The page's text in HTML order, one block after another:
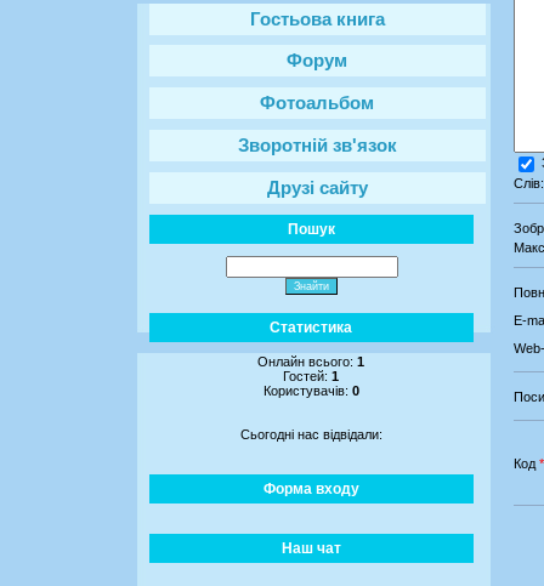
Гостьова книга
Форум
Фотоальбом
Зворотній зв'язок
Друзі сайту
Пошук
Статистика
Онлайн всього:1
Гостей:1
Користувачів: 0
Сьогодні нас відвідали:
Форма входу
Наш чат
E-
Код *